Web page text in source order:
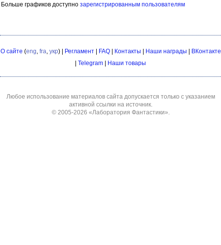
Больше графиков доступно зарегистрированным пользователям
О сайте (eng, fra, укр) | Регламент| FAQ| Контакты Наши награды
ВКонтакте
Telegram Наши товары
Любое использование материалов сайта допускается только с указанием
активной ссылки на источник.
© 2005-2026 «Лаборатория Фантастики».